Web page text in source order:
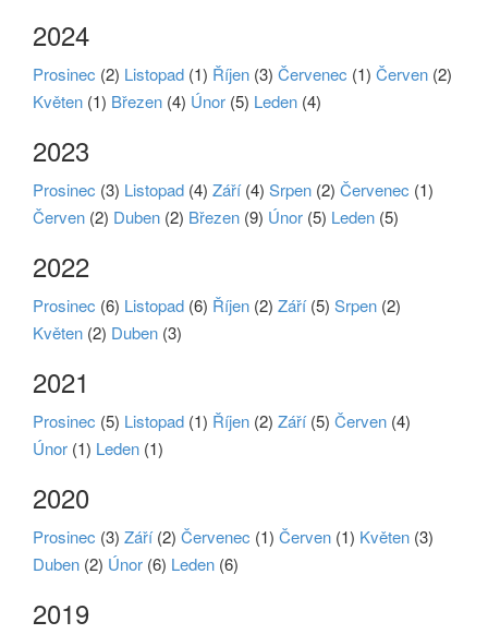
2024
Prosinec (2) Listopad (1) Říjen (3) Červenec (1) Červen (2)
Květen (1) Březen (4) Únor (5) Leden (4)
2023
Prosinec (3) Listopad (4) Září(4) Srpen (2) Červenec (1)
Červen (2) Duben (2) Březen (9) Únor (5) Leden (5)
2022
Prosinec (6) Listopad (6) Říjen (2) Září(5) Srpen (2)
Květen (2) Duben (3)
2021
Prosinec (5) Listopad (1) Říjen (2) Září(5) Červen (4)
Únor (1) Leden (1)
2020
Prosinec (3) Září(2) Červenec (1) Červen (1) Květen (3)
Duben (2) Únor (6) Leden (6)
2019